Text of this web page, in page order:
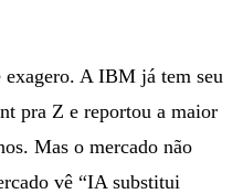
exagero. A IBM já tem seu
pra Z e reportou a maior
Mas o mercado não
vê “IA substitui